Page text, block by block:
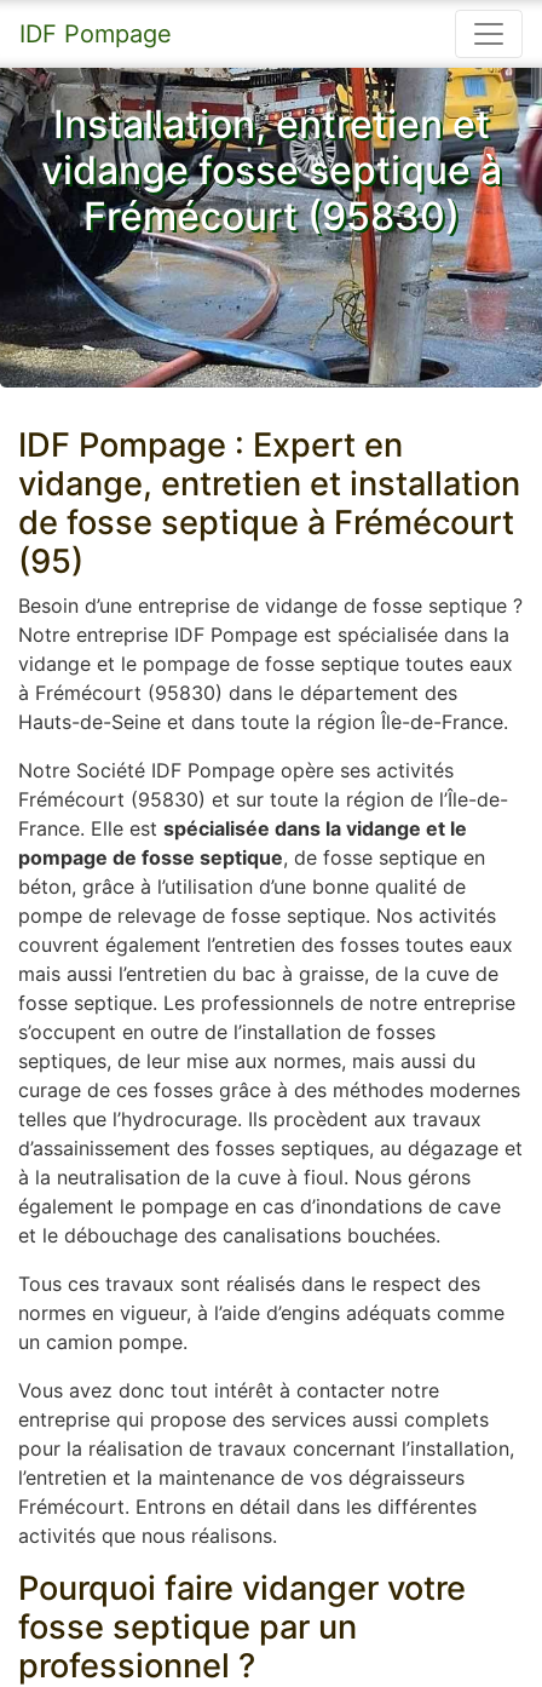
IDF Pompage
Installation, entretien et
vidange fosse septique à
Frémécourt (95830)
IDF Pompage : Expert en
vidange, entretien et installation
de fosse septique à Frémécourt
(95)
Besoin d’une entreprise de vidange de fosse septique ?
Notre entreprise IDF Pompage est spécialisée dans la
vidange et le pompage de fosse septique toutes eaux
à Frémécourt (95830) dans le département des
Hauts-de-Seine et dans toute la région Île-de-France.
Notre Société IDF Pompage opère ses activités
Frémécourt (95830) et sur toute la région de l’Île-de-
France. Elle est spécialisée dans la vidange et le
pompage de fosse septique, de fosse septique en
béton, grâce à l’utilisation d’une bonne qualité de
pompe de relevage de fosse septique. Nos activités
couvrent également l’entretien des fosses toutes eaux
mais aussi l’entretien du bac à graisse, de la cuve de
fosse septique. Les professionnels de notre entreprise
s’occupent en outre de l’installation de fosses
septiques, de leur mise aux normes, mais aussi du
curage de ces fosses grâce à des méthodes modernes
telles que l’hydrocurage. Ils procèdent aux travaux
d’assainissement des fosses septiques, au dégazage et
à la neutralisation de la cuve à fioul. Nous gérons
également le pompage en cas d’inondations de cave
et le débouchage des canalisations bouchées.
Tous ces travaux sont réalisés dans le respect des
normes en vigueur, à l’aide d’engins adéquats comme
un camion pompe.
Vous avez donc tout intérêt à contacter notre
entreprise qui propose des services aussi complets
pour la réalisation de travaux concernant l’installation,
l’entretien et la maintenance de vos dégraisseurs
Frémécourt. Entrons en détail dans les différentes
activités que nous réalisons.
Pourquoi faire vidanger votre
fosse septique par un
professionnel ?